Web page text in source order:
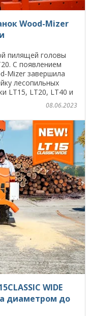
Wood-Mizer
пилящей головы
С появлением
Mizer завершила
лесопильных
LT15, LT20, LT40 и
08.06.2023
WIDE
диаметром до